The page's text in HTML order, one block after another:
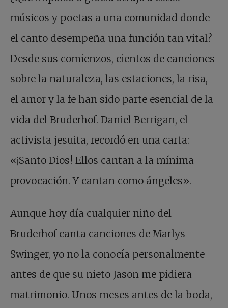
músicos y poetas a una comunidad donde
el canto desempeña una función tan vital?
Desde sus comienzos, cientos de canciones
sobre la naturaleza, las estaciones, la risa,
el amor y la fe han sido parte esencial de la
vida del Bruderhof. Daniel Berrigan, el
activista jesuita, recordó en una carta:
«¡Santo Dios! Ellos cantan a la mínima
provocación. Y cantan como ángeles».
Aunque hoy día cualquier niño del
Bruderhof canta canciones de Marlys
Swinger, yo no la conocía personalmente
antes de que su nieto Jason me pidiera
matrimonio. Unos meses antes de la boda,